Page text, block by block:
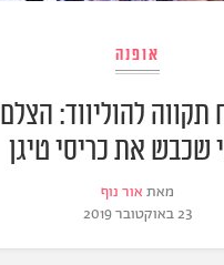
אופנה
להוליווד: הצלם
שכבש את כריסי טיגן
מאת אור נוף
23 באוקטובר 2019